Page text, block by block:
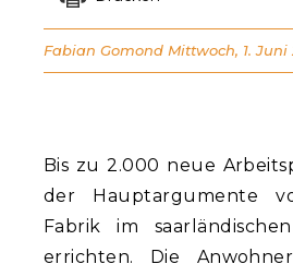
Bis zu 2.000 neue
der Hauptargumente
Fabrik im
errichten. Die
Fabian Gomond Mittwoch, 1. Juni